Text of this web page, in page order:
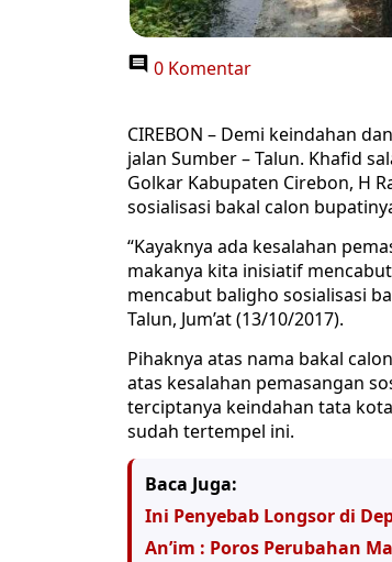
0 Komentar
CIREBON – Demi keindahan
jalan Sumber – Talun. Khafid
Golkar Kabupaten Cirebon, H
sosialisasi bakal calon
“Kayaknya ada kesalahan
makanya kita inisiatif
mencabut baligho sosialisasi
Talun, Jum’at (13/10/2017).
Pihaknya atas nama bakal
atas kesalahan pemasangan
terciptanya keindahan tata
sudah tertempel ini.
Baca Juga:
Ini Penyebab Longsor di
An’im : Poros Perubahan